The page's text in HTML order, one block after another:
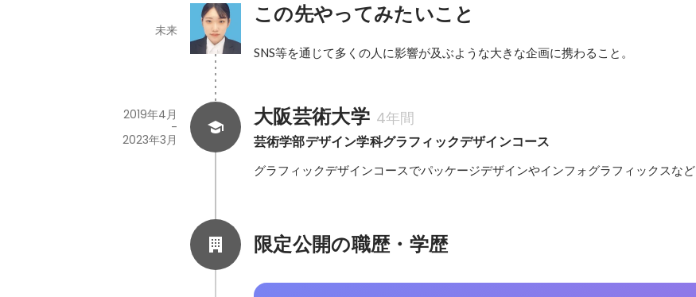
この先やってみたいこと
未来
SNS等を通じて多くの人に影響が及ぶような大きな企画に携わること。
大阪芸術大学 4年間
芸術学部デザイン学科グラフィックデザインコース
2019年4月
-
2023年3月
グラフィックデザインコースでパッケージデザインやインフォグラフィックスなど
限定公開の職歴・学歴